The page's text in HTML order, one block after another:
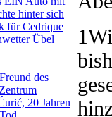
hinter sich
für Cedrique
Übel
des
20 Jahren
1